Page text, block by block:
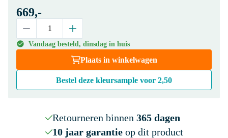
669,-
Vandaag besteld, dinsdag in huis
Plaats in winkelwagen
Bestel deze kleursample voor 2,50
Retourneren binnen 365 dagen
10 jaar garantieop dit product